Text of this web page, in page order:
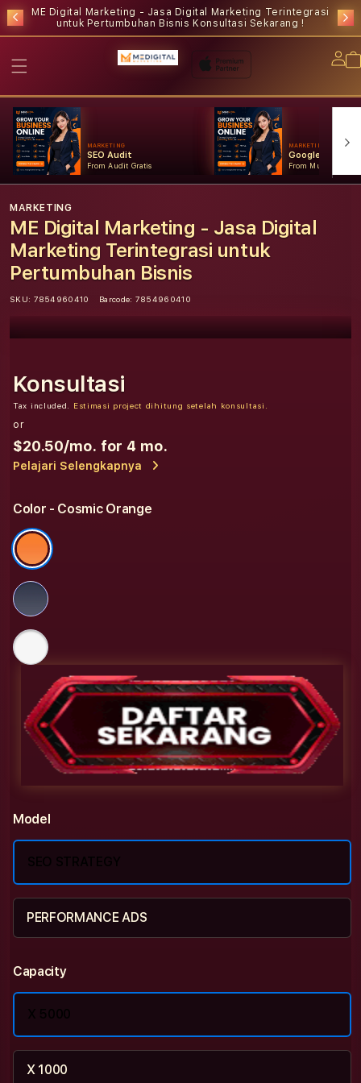
ME Digital Marketing - Jasa Digital Marketing Terintegrasi
untuk Pertumbuhan Bisnis Konsultasi Sekarang !
MARKETING
SEO Audit
From Audit Gratis
MARKETING
Google Ads
From Mulai
MARKETING
ME Digital Marketing - Jasa Digital
Marketing Terintegrasi untuk
Pertumbuhan Bisnis
SKU: 7854960410 Barcode: 7854960410
Konsultasi
Tax included. Estimasi project dihitung setelah konsultasi.
or
$20.50/mo. for 4 mo.
Pelajari Selengkapnya
Color - Cosmic Orange
Model
SEO STRATEGY
PERFORMANCE ADS
Capacity
X 5000
X 1000